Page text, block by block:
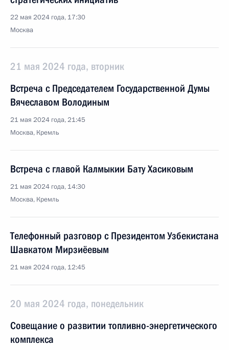
22 мая 2024 года, 17:30
Москва
21 мая 2024 года, вторник
Встреча с Председателем Государственной Думы
Вячеславом Володиным
21 мая 2024 года, 21:45
Москва, Кремль
Встреча с главой Калмыкии Бату Хасиковым
21 мая 2024 года, 14:30
Москва, Кремль
Телефонный разговор с Президентом Узбекистана
Шавкатом Мирзиёевым
21 мая 2024 года, 12:45
20 мая 2024 года, понедельник
Совещание о развитии топливно-энергетического
комплекса